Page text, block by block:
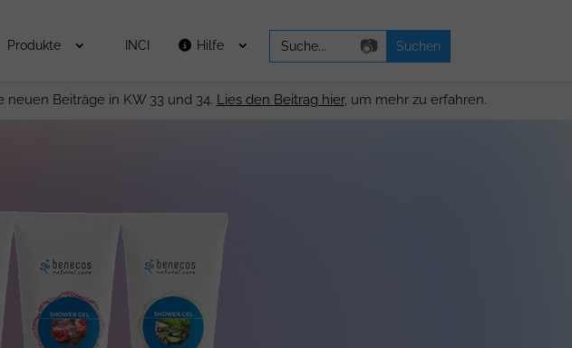
Produkte INCI Hilfe
Search
for:
📷
Beiträge in KW 33 und 34. Lies den Beitrag hier, um mehr zu erfahren.